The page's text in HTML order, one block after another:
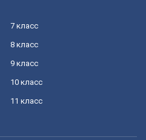
7 класс
8 класс
9 класс
10 класс
11 класс